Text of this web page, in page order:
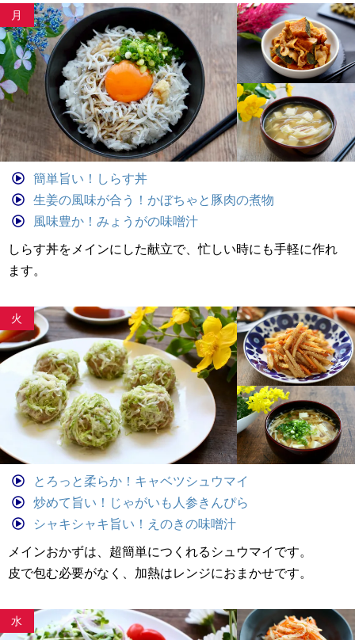
月
簡単旨い！しらす丼
生姜の風味が合う！かぼちゃと豚肉の煮物
風味豊か！みょうがの味噌汁
しらす丼をメインにした献立で、忙しい時にも手軽に作れ
ます。
火
とろっと柔らか！キャベツシュウマイ
炒めて旨い！じゃがいも人参きんぴら
シャキシャキ旨い！えのきの味噌汁
メインおかずは、超簡単につくれるシュウマイです。
皮で包む必要がなく、加熱はレンジにおまかせです。
水